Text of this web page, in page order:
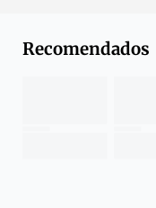
Recomendados